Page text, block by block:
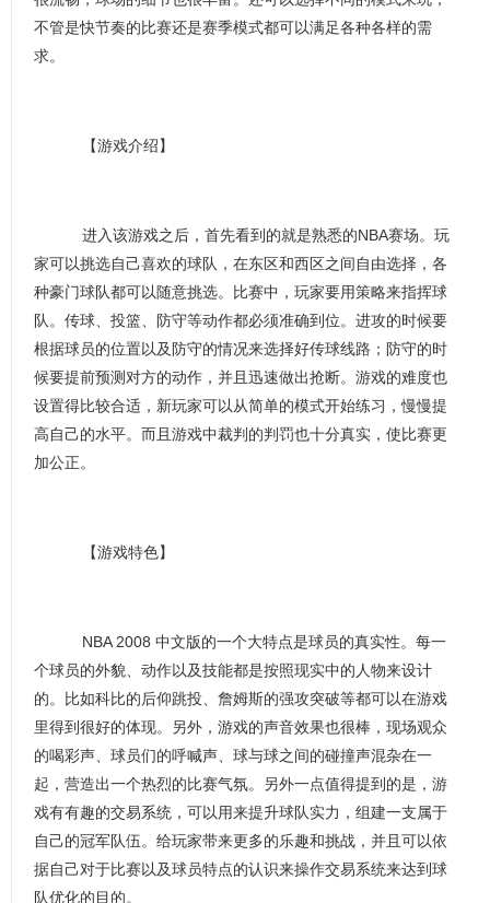
不管是快节奏的比赛还是赛季模式都可以满足各种各样的需
求。
【游戏介绍】
进入该游戏之后，首先看到的就是熟悉的NBA赛场。玩
家可以挑选自己喜欢的球队，在东区和西区之间自由选择，各
种豪门球队都可以随意挑选。比赛中，玩家要用策略来指挥球
队。传球、投篮、防守等动作都必须准确到位。进攻的时候要
根据球员的位置以及防守的情况来选择好传球线路；防守的时
候要提前预测对方的动作，并且迅速做出抢断。游戏的难度也
设置得比较合适，新玩家可以从简单的模式开始练习，慢慢提
高自己的水平。而且游戏中裁判的判罚也十分真实，使比赛更
加公正。
【游戏特色】
NBA 2008 中文版的一个大特点是球员的真实性。每一
个球员的外貌、动作以及技能都是按照现实中的人物来设计
的。比如科比的后仰跳投、詹姆斯的强攻突破等都可以在游戏
里得到很好的体现。另外，游戏的声音效果也很棒，现场观众
的喝彩声、球员们的呼喊声、球与球之间的碰撞声混杂在一
起，营造出一个热烈的比赛气氛。另外一点值得提到的是，游
戏有有趣的交易系统，可以用来提升球队实力，组建一支属于
自己的冠军队伍。给玩家带来更多的乐趣和挑战，并且可以依
据自己对于比赛以及球员特点的认识来操作交易系统来达到球
队优化的目的。